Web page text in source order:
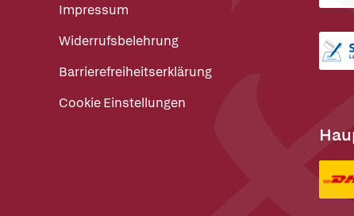
Impressum
Widerrufsbelehrung
Barrierefreiheitserklärung
Cookie Einstellungen